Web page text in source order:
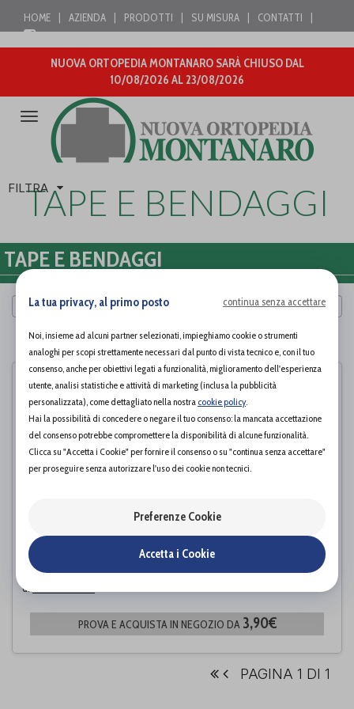
HOME AZIENDA PRODOTTI SU MISURA CONTATTI
NUOVA ORTOPEDIA MONTANARO SARÀ CHIUSO DAL
10/08/2026 AL 23/08/2026
Attiva/disattiva
navigazione
FILTRA
TAPE E BENDAGGI
TAPE E BENDAGGI
Cerca per marca
PAGINA 1 DI 1
GARZA TNT PIC 10X10CM 100 pezzi
di
PROVA E ACQUISTA IN NEGOZIO DA 3,90€
PAGINA 1 DI 1
La tua privacy, al primo posto continua senza accettare
Noi, insieme ad alcuni partner selezionati, impieghiamo cookie o strumenti
analoghi per scopi strettamente necessari dal punto di vista tecnico e, con il tuo
consenso, anche per obiettivi legati a funzionalità, miglioramento dell'esperienza
utente, analisi statistiche e attività di marketing (inclusa la pubblicità
personalizzata), come dettagliato nella nostra cookie policy.
Hai la possibilità di concedere o negare il tuo consenso: la mancata accettazione
del consenso potrebbe compromettere la disponibilità di alcune funzionalità.
Clicca su "Accetta i Cookie" per fornire il consenso o su "continua senza accettare"
per proseguire senza autorizzare l'uso dei cookie non tecnici.
Preferenze Cookie
Accetta i Cookie